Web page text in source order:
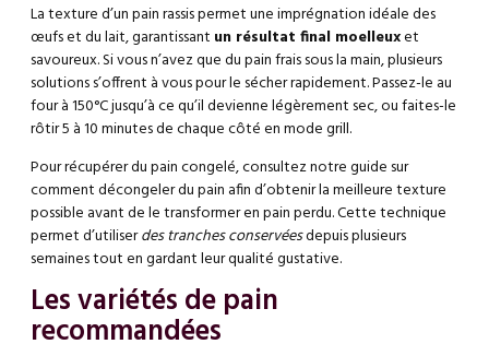
La texture d’un pain rassis permet une imprégnation idéale des
œufs et du lait, garantissant un résultat final moelleuxet
savoureux. Si vous n’avez que du pain frais sous la main, plusieurs
solutions s’offrent à vous pour le sécher rapidement. Passez-le au
four à 150°C jusqu’à ce qu’il devienne légèrement sec, ou faites-le
rôtir 5 à 10 minutes de chaque côté en mode grill.
Pour récupérer du pain congelé, consultez notre guide sur
comment décongeler du pain afin d’obtenir la meilleure texture
possible avant de le transformer en pain perdu. Cette technique
permet d’utiliserdes tranches conservéesdepuis plusieurs
semaines tout en gardant leur qualité gustative.
Les variétés de pain
recommandées